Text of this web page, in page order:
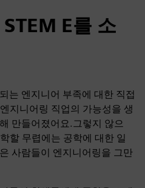
E를 소
는 엔지니어 부족에 대한 직접
지니어링 직업의 가능성을 생
만들어졌어요.그렇지 않으
할 무렵에는 공학에 대한 일
사람들이 엔지니어링을 그만